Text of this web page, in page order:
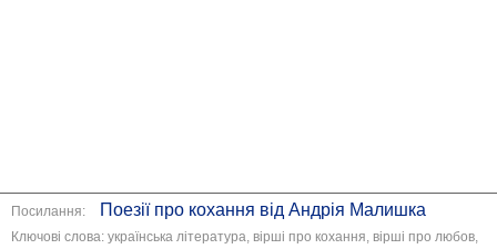
Посилання: Поезії про кохання від Андрія Малишка
Ключові слова: українська література, вірші про кохання, вірші про любов,